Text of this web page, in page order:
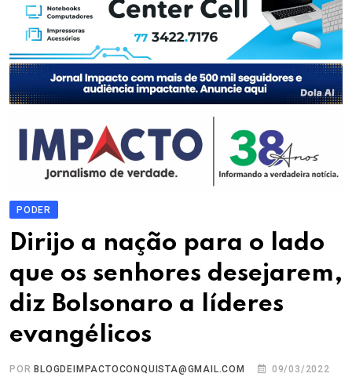
PODER
Dirijo a nação para o lado
que os senhores desejarem,
diz Bolsonaro a líderes
evangélicos
POR BLOGDEIMPACTOCONQUISTA@GMAIL.COM
09/03/2022